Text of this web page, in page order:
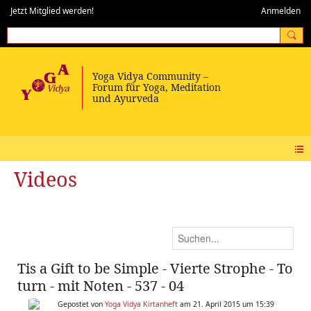
Jetzt Mitglied werden! Anmelden
Videos
Tis a Gift to be Simple - Vierte Strophe - To
turn - mit Noten - 537 - 04
Gepostet von Yoga Vidya Kirtanheft am 21. April 2015 um 15:39